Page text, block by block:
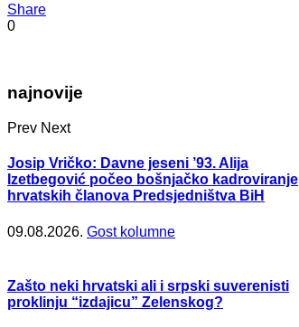
Share
0
najnovije
Prev Next
Josip Vričko: Davne jeseni ’93. Alija
Izetbegović počeo bošnjačko kadroviranje
hrvatskih članova Predsjedništva BiH
09.08.2026. Gost kolumne
Zašto neki hrvatski ali i srpski suverenisti
proklinju “izdajicu” Zelenskog?